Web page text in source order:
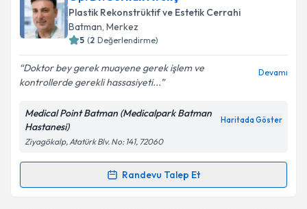
Plastik Rekonstrüktif ve Estetik Cerrahi
Batman, Merkez
5 (2 Değerlendirme)
Doktor bey gerek muayene gerek işlem ve
kontrollerde gerekli hassasiyeti...
Devamı
Medical Point Batman (Medicalpark Batman
Hastanesi)
Haritada Göster
Ziyagökalp, Atatürk Blv. No: 141, 72060
Randevu Talep Et
Randevu Takvimi Talebi